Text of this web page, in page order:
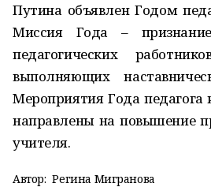
Путина объявлен Годом
Миссия Года –
педагогических
выполняющих
Мероприятия Года педагога
направлены на повышение
учителя.
Автор: Регина Мигранова